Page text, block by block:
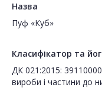
Назва
Пуф «Куб»
Класифікатор та
ДК 021:2015:
вироби і частини до